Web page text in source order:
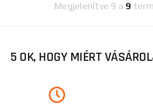
Megjelenítve 9 a 9
5 OK, HOGY MIÉRT